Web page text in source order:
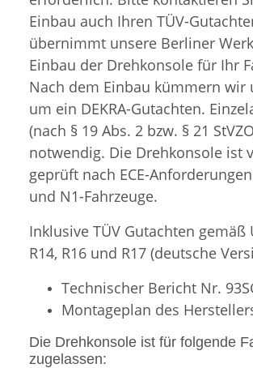
Einbau auch Ihren TÜV-
übernimmt unsere Berliner
Einbau der Drehkonsole für Ihr
Nach dem Einbau kümmern wir
um ein DEKRA-Gutachten.
(nach § 19 Abs. 2 bzw. § 21
notwendig. Die Drehkonsole ist
geprüft nach ECE-
und N1-Fahrzeuge.
Inklusive TÜV Gutachten gemäß
R14, R16 und R17 (deutsche
Technischer Bericht Nr.
Montageplan des
Die Drehkonsole ist für folgende
zugelassen: